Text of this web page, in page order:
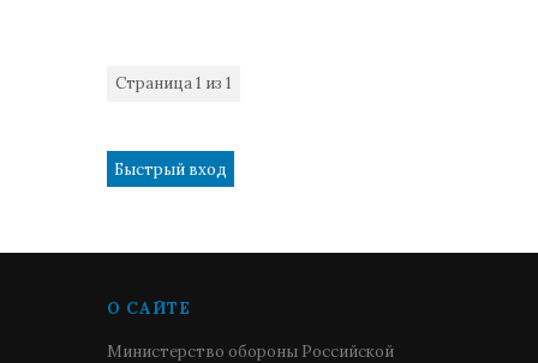
Страница1 из 1
О САЙТЕ
Министерство обороны Российской